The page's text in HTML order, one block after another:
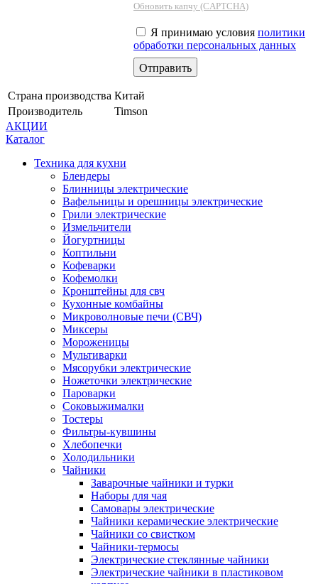
Обновить капчу (CAPTCHA)
Я принимаю условия политики
обработки персональных данных
Страна производства Китай
Производитель
Timson
АКЦИИ
Каталог
Техника для кухни
Блендеры
Блинницы электрические
Вафельницы и орешницы электрические
Грили электрические
Измельчители
Йогуртницы
Коптильни
Кофеварки
Кофемолки
Кронштейны для свч
Кухонные комбайны
Микроволновые печи (СВЧ)
Миксеры
Мороженицы
Мультиварки
Мясорубки электрические
Ножеточки электрические
Пароварки
Соковыжималки
Тостеры
Фильтры-кувшины
Хлебопечки
Холодильники
Чайники
Заварочные чайники и турки
Наборы для чая
Самовары электрические
Чайники керамические электрические
Чайники со свистком
Чайники-термосы
Электрические стеклянные чайники
Электрические чайники в пластиковом